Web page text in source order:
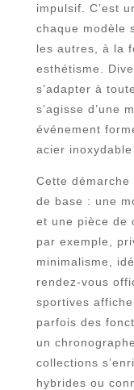
impulsif. C’est
chaque modèle
les autres, à la
esthétisme.
s’adapter à
s’agisse d’une
événement
acier
Cette
de base : une
et une pièce de
par exemple,
minimalisme,
rendez-vous
sportives
parfois des
un
collections
hybrides ou